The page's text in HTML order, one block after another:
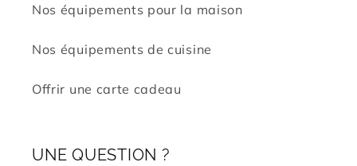
Nos équipements pour la maison
Nos équipements de cuisine
Offrir une carte cadeau
UNE QUESTION ?